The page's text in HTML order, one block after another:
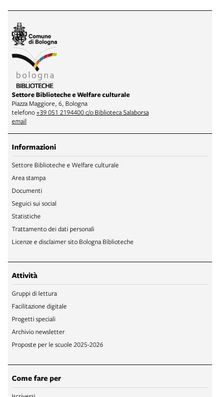
Settore Biblioteche e Welfare culturale
Piazza Maggiore, 6, Bologna
telefono+39 051 2194400 c/o Biblioteca Salaborsa
email
Informazioni
Settore Biblioteche e Welfare culturale
Area stampa
Documenti
Seguici sui social
Statistiche
Trattamento dei dati personali
Licenze e disclaimer sito Bologna Biblioteche
Attività
Gruppi di lettura
Facilitazione digitale
Progetti speciali
Archivio newsletter
Proposte per le scuole 2025-2026
Come fare per